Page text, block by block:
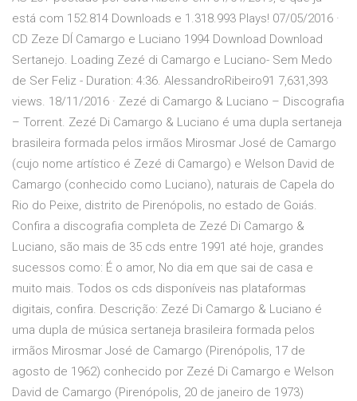
está com 152.814 Downloads e 1.318.993 Plays! 07/05/2016 ·
CD Zeze DÍ Camargo e Luciano 1994 Download Download
Sertanejo. Loading Zezé di Camargo e Luciano- Sem Medo
de Ser Feliz - Duration: 4:36. AlessandroRibeiro91 7,631,393
views. 18/11/2016 · Zezé di Camargo & Luciano – Discografia
– Torrent. Zezé Di Camargo & Luciano é uma dupla sertaneja
brasileira formada pelos irmãos Mirosmar José de Camargo
(cujo nome artístico é Zezé di Camargo) e Welson David de
Camargo (conhecido como Luciano), naturais de Capela do
Rio do Peixe, distrito de Pirenópolis, no estado de Goiás.
Confira a discografia completa de Zezé Di Camargo &
Luciano, são mais de 35 cds entre 1991 até hoje, grandes
sucessos como: É o amor, No dia em que sai de casa e
muito mais. Todos os cds disponíveis nas plataformas
digitais, confira. Descrição: Zezé Di Camargo & Luciano é
uma dupla de música sertaneja brasileira formada pelos
irmãos Mirosmar José de Camargo (Pirenópolis, 17 de
agosto de 1962) conhecido por Zezé Di Camargo e Welson
David de Camargo (Pirenópolis, 20 de janeiro de 1973)